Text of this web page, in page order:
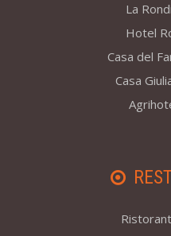
La
Hotel
Casa del
Casa